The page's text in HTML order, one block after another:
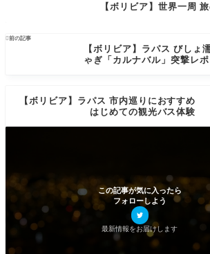
【ボリビア】世界一周
前の記事
【ボリビア】ラパス びしょ
ゃぎ「カルナバル」突撃レポ
【ボリビア】ラパス 市内巡りにおすすめ
はじめての観光バス体験
この記事が気に入ったら
フォローしよう
最新情報をお届けします